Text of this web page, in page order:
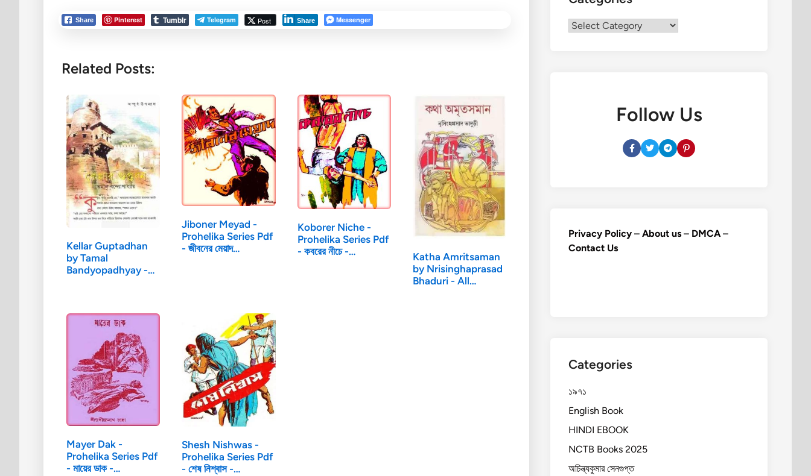
Share Pinterest Tumblr Telegram Post Share Messenger
Related Posts:
Kellar Guptadhan
by Tamal
Bandyopadhyay -
Jiboner Meyad -
Prohelika Series Pdf
- জীবনের মেয়াদ…
Koborer Niche -
Prohelika Series Pdf
- কবরের নীচে -…
Katha Amritsaman
by Nrisinghaprasad
Bhaduri - All…
Mayer Dak -
Prohelika Series Pdf
- মায়ের ডাক -…
Shesh Nishwas -
Prohelika Series Pdf
- শেষ নিশ্বাস -…
Categories
Follow Us
Privacy Policy – About us – DMCA–
Contact Us
Categories
১৯৭১
English Book
HINDI EBOOK
NCTB Books 2025
অচিন্ত্যকুমার সেনগুপ্ত